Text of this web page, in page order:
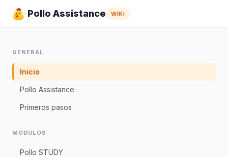
Pollo Assistance WIKI
GENERAL
Inicio
Pollo Assistance
Primeros pasos
MÓDULOS
Pollo STUDY